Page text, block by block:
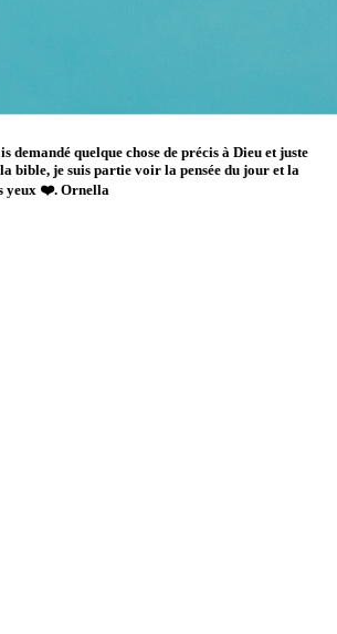
demandé quelque chose de précis à Dieu et juste
bible, je suis partie voir la pensée du jour et la
yeux ❤️. Ornella